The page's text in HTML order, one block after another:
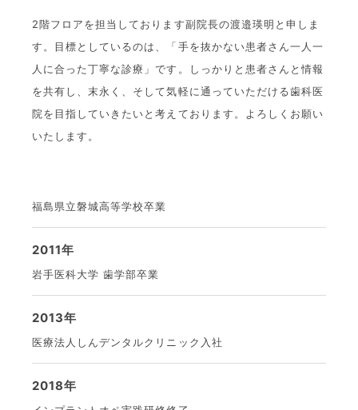
2階フロアを担当しております副院長の渡邉瑛明と申しま
す。目標としているのは、「手を抜かない患者さん一人一
人に合った丁寧な診療」です。しっかりと患者さんと情報
を共有し、末永く、そして気軽に通っていただける歯科医
院を目指していきたいと考えております。よろしくお願い
いたします。
福島県立磐城高等学校卒業
2011年
岩手医科大学 歯学部卒業
2013年
医療法人しんデンタルクリニック入社
2018年